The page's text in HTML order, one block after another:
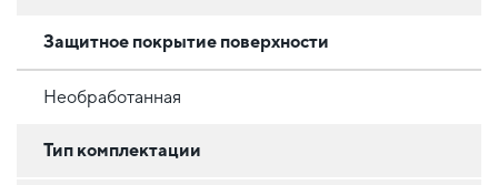
Защитное покрытие поверхности
Необработанная
Тип комплектации